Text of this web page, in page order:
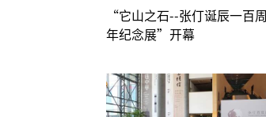
“它山之石--张仃诞辰一百周
年纪念展”开幕